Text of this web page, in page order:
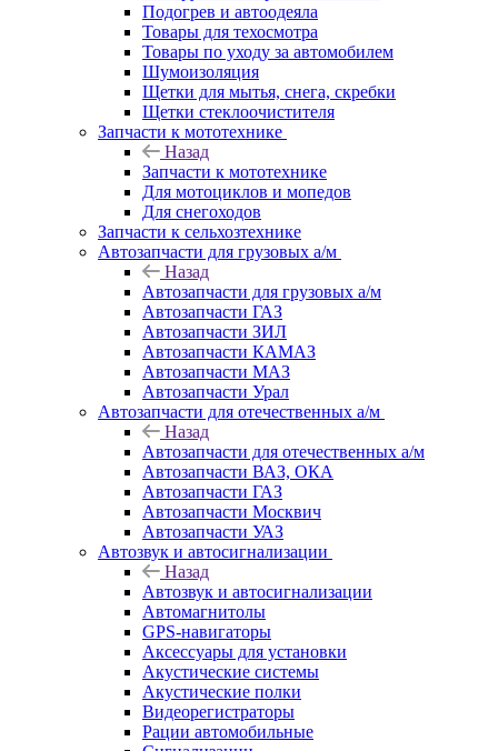
Подогрев и автоодеяла
Товары для техосмотра
Товары по уходу за автомобилем
Шумоизоляция
Щетки для мытья, снега, скребки
Щетки стеклоочистителя
Запчасти к мототехнике
Назад
Запчасти к мототехнике
Для мотоциклов и мопедов
Для снегоходов
Запчасти к сельхозтехнике
Автозапчасти для грузовых а/м
Назад
Автозапчасти для грузовых а/м
Автозапчасти ГАЗ
Автозапчасти ЗИЛ
Автозапчасти КАМАЗ
Автозапчасти МАЗ
Автозапчасти Урал
Автозапчасти для отечественных а/м
Назад
Автозапчасти для отечественных а/м
Автозапчасти ВАЗ, ОКА
Автозапчасти ГАЗ
Автозапчасти Москвич
Автозапчасти УАЗ
Автозвук и автосигнализации
Назад
Автозвук и автосигнализации
Автомагнитолы
GPS-навигаторы
Аксессуары для установки
Акустические системы
Акустические полки
Видеорегистраторы
Рации автомобильные